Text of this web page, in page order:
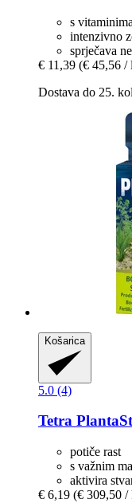
s
intenzivno
sprječava
€ 11,39 (€ 45,56 /
Dostava do 25.
Košarica
5.0 (4)
Tetra
potiče rast
s važnim
aktivira
€ 6,19 (€ 309,50 /